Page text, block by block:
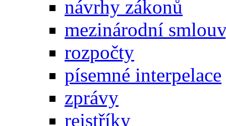
návrhy zákonů
mezinárodní
rozpočty
písemné interpelace
zprávy
rejstříky